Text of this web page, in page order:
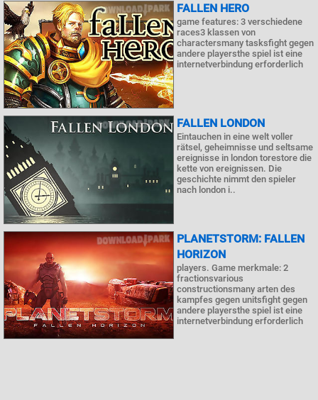
FALLEN HERO
game features: 3 verschiedene
races3 klassen von
charactersmany tasksfight gegen
andere playersthe spiel ist eine
internetverbindung erforderlich
FALLEN LONDON
Eintauchen in eine welt voller
rätsel, geheimnisse und seltsame
ereignisse in london torestore die
kette von ereignissen. Die
geschichte nimmt den spieler
nach london i..
PLANETSTORM: FALLEN
HORIZON
players. Game merkmale: 2
fractionsvarious
constructionsmany arten des
kampfes gegen unitsfight gegen
andere playersthe spiel ist eine
internetverbindung erforderlich